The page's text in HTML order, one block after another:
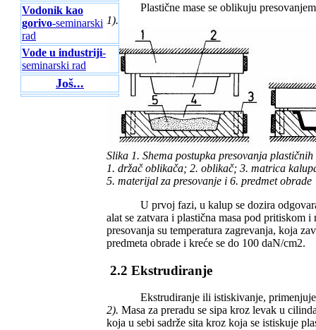
Vodonik kao
gorivo-seminarski
rad
Vode u industriji-
seminarski rad
Još...
Plastične mase se oblikuju presovanjem
1).
Slika 1. Shema postupka presovanja plastičnih
1. držač oblikača; 2. oblikač; 3. matrica
5. materijal za presovanje i 6. predmet obrade
U prvoj fazi, u kalup se dozira
alat se zatvara i plastična masa pod pritiskom
presovanja su temperatura zagrevanja, koja
predmeta obrade i kreće se do 100 daN/cm2.
2.2 Ekstrudiranje
Ekstrudiranje ili istiskivanje, primenjuje se
2). Masa za preradu se sipa kroz levak u
koja u sebi sadrže sita kroz koja se istiskuje